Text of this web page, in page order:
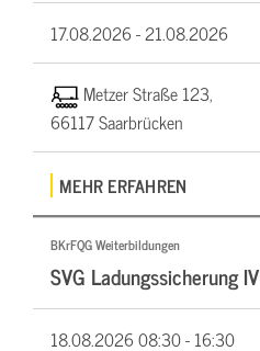
17.08.2026 -21.08.2026
Metzer Straße 123,
66117 Saarbrücken
MEHR ERFAHREN
BKrFQG Weiterbildungen
SVG Ladungssicherung IV
18.08.202608:30 - 16:30